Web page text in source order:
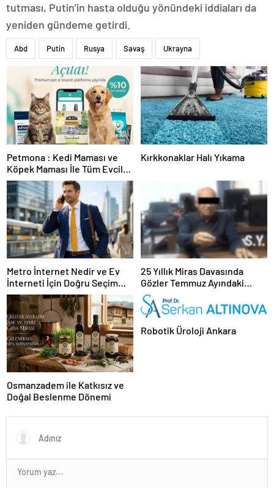
tutması, Putin’in hasta olduğu yönündeki iddiaları da
yeniden gündeme getirdi.
Abd Putin Rusya Savaş Ukrayna
Petmona : Kedi Maması ve
Köpek Maması İle Tüm Evcil
Hayvan Ürünleri
Kırkkonaklar Halı Yıkama
Metro İnternet Nedir ve Ev
İnterneti İçin Doğru Seçim
Nasıl Yapılır
25 Yıllık Miras Davasında
Gözler Temmuz Ayındaki
Karar Duruşmasına Çevrildi
Osmanzadem ile Katkısız ve
Doğal Beslenme Dönemi
Robotik Üroloji Ankara